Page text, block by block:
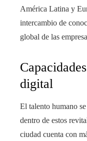
América Latina y
intercambio de
global de las
digital
El talento humano
dentro de estos
ciudad cuenta con